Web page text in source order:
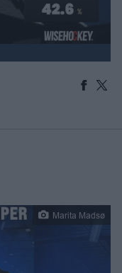
Marita Madsø